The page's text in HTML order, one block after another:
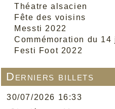
Théatre alsacien
Fête des voisins
Messti 2022
Commémoration du
Festi Foot 2022
Derniers billets
30/07/2026 16:33